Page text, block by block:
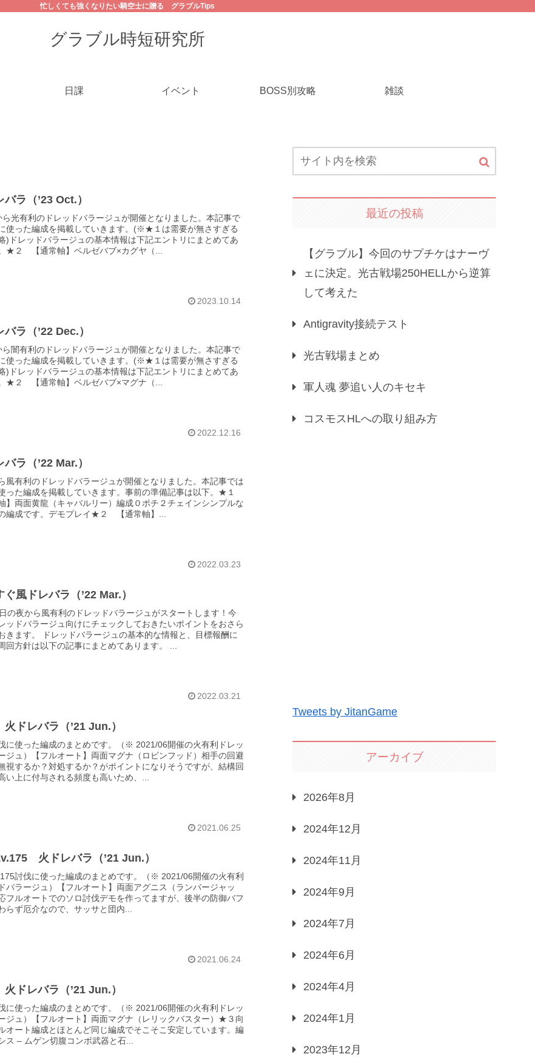
忙しくても強くなりたい騎空士に贈る グラブルTips
グラブル時短研究所
日課 イベント BOSS別攻略 雑談
ラ（’23 Oct.）
ら光有利のドレッドバラージュが開催となりました。本記事で
使った編成を掲載していきます。(※★１は需要が無さすぎる
)ドレッドバラージュの基本情報は下記エントリにまとめてあ
★２ 【通常軸】ベルゼバブ×カグヤ（...
2023.10.14
バラ（’22 Dec.）
ら闇有利のドレッドバラージュが開催となりました。本記事で
使った編成を掲載していきます。(※★１は需要が無さすぎる
)ドレッドバラージュの基本情報は下記エントリにまとめてあ
★２ 【通常軸】ベルゼバブ×マグナ（...
2022.12.16
バラ（’22 Mar.）
風有利のドレッドバラージュが開催となりました。本記事では
った編成を掲載していきます。事前の準備記事は以下。★１
】両面黄龍（キャバルリー）編成０ポチ２チェインシンプルな
編成です。デモプレイ★２ 【通常軸】...
2022.03.23
ぐ風ドレバラ（’22 Mar.）
の夜から風有利のドレッドバラージュがスタートします！今
ッドバラージュ向けにチェックしておきたいポイントをおさら
きます。 ドレッドバラージュの基本的な情報と、目標報酬に
回方針は以下の記事にまとめてあります。 ...
2022.03.21
ドレバラ（’21 Jun.）
に使った編成のまとめです。（※ 2021/06開催の火有利ドレッ
ジュ）【フルオート】両面マグナ（ロビンフッド）相手の回避
視するか？対処するか？がポイントになりそうですが、結構回
い上に付与される頻度も高いため、...
2021.06.25
火ドレバラ（’21 Jun.）
討伐に使った編成のまとめです。（※ 2021/06開催の火有利
バラージュ）【フルオート】両面アグニス（ランバージャッ
フルオートでのソロ討伐デモを作ってますが、後半の防御バフ
らず厄介なので、サッサと団内...
2021.06.24
ドレバラ（’21 Jun.）
に使った編成のまとめです。（※ 2021/06開催の火有利ドレッ
ジュ）【フルオート】両面マグナ（レリックバスター）★３向
オート編成とほとんど同じ編成でそこそこ安定しています。編
ス – ムゲン切腹コンボ武器と石...
最近の投稿
【グラブル】今回のサプチケはナーヴ
ェに決定。光古戦場250HELLから逆算
して考えた
Antigravity接続テスト
光古戦場まとめ
軍人魂 夢追い人のキセキ
コスモスHLへの取り組み方
Tweets by JitanGame
アーカイブ
2026年8月
2024年12月
2024年11月
2024年9月
2024年7月
2024年6月
2024年4月
2024年1月
2023年12月